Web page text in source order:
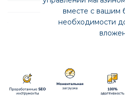
вместе с вашим
необходимости